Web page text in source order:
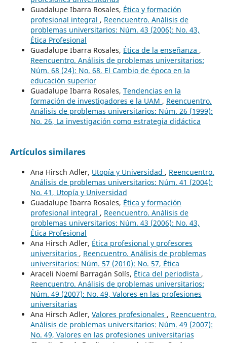
Guadalupe Ibarra Rosales, Ética y formación
profesional integral , Reencuentro. Análisis de
problemas universitarios: Núm. 43 (2006): No. 43,
Ética Profesional
Guadalupe Ibarra Rosales, Ética de la enseñanza ,
Reencuentro. Análisis de problemas universitarios:
Núm. 68 (24): No. 68, El Cambio de época en la
educación superior
Guadalupe Ibarra Rosales, Tendencias en la
formación de investigadores e la UAM , Reencuentro.
Análisis de problemas universitarios: Núm. 26 (1999):
No. 26, La investigación como estrategia didáctica
Artículos similares
Ana Hirsch Adler, Utopía y Universidad , Reencuentro.
Análisis de problemas universitarios: Núm. 41 (2004):
No. 41, Utopía y Universidad
Guadalupe Ibarra Rosales, Ética y formación
profesional integral , Reencuentro. Análisis de
problemas universitarios: Núm. 43 (2006): No. 43,
Ética Profesional
Ana Hirsch Adler, Ética profesional y profesores
universitarios , Reencuentro. Análisis de problemas
universitarios: Núm. 57 (2010): No. 57, Ética
Araceli Noemí Barragán Solís, Ética del periodista ,
Reencuentro. Análisis de problemas universitarios:
Núm. 49 (2007): No. 49, Valores en las profesiones
universitarias
Ana Hirsch Adler, Valores profesionales , Reencuentro.
Análisis de problemas universitarios: Núm. 49 (2007):
No. 49, Valores en las profesiones universitarias